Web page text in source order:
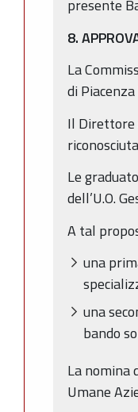
presente
8.
La
di
Il Direttore
Le
dell’U.O.
A tal
una
una
bando
La nomina
Umane